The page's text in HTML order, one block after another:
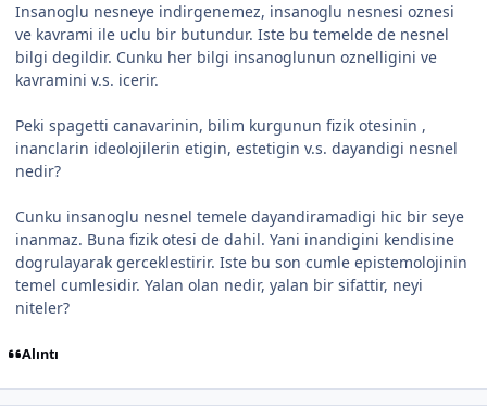
Insanoglu nesneye indirgenemez, insanoglu nesnesi oznesi
ve kavrami ile uclu bir butundur. Iste bu temelde de nesnel
bilgi degildir. Cunku her bilgi insanoglunun oznelligini ve
kavramini v.s. icerir.
Peki spagetti canavarinin, bilim kurgunun fizik otesinin ,
inanclarin ideolojilerin etigin, estetigin v.s. dayandigi nesnel
nedir?
Cunku insanoglu nesnel temele dayandiramadigi hic bir seye
inanmaz. Buna fizik otesi de dahil. Yani inandigini kendisine
dogrulayarak gerceklestirir. Iste bu son cumle epistemolojinin
temel cumlesidir. Yalan olan nedir, yalan bir sifattir, neyi
niteler?
Alıntı